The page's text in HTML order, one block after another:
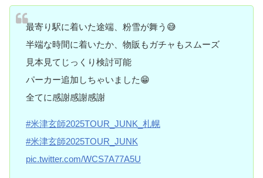
最寄り駅に着いた途端、粉雪が舞う😅
半端な時間に着いたか、物販もガチャもスムーズ
見本見てじっくり検討可能
パーカー追加しちゃいました😁
全てに感謝感謝感謝
#米津玄師2025TOUR_JUNK_札幌
#米津玄師2025TOUR_JUNK
pic.twitter.com/WCS7A77A5U